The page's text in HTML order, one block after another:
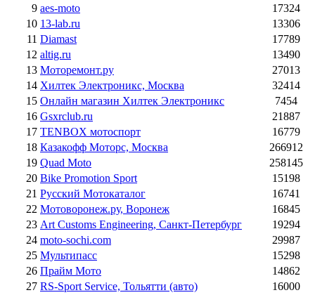
9 aes-moto
17324
10 13-lab.ru
13306
11 Diamast
17789
12 altig.ru
13490
13 Моторемонт.ру
27013
14 Хилтек Электроникс, Москва
32414
15 Онлайн магазин Хилтек Электроникс
7454
16 Gsxrclub.ru
21887
17 TENBOX мотоспорт
16779
18 Казакофф Моторс, Москва
266912
19 Quad Moto
258145
20 Bike Promotion Sport
15198
21 Русский Мотокаталог
16741
22 Мотоворонеж.ру, Воронеж
16845
23 Art Customs Engineering, Санкт-Петербург
19294
24 moto-sochi.com
29987
25 Мультипасс
15298
26 Прайм Мото
14862
27 RS-Sport Service, Тольятти (авто)
16000